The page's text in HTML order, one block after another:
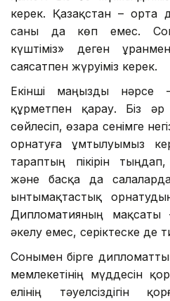
керек. Қазақстан – орта
саны да көп емес.
күштіміз» деген
саясатпен жүруіміз керек.
Екінші маңызды нәрсе
құрметпен қарау. Біз
сөйлесіп, өзара сенімге
орнатуға ұмтылуымыз
тараптың пікірін
және басқа да
ынтымақтастық
Дипломатияның
әкелу емес, серіктеске де
Сонымен бірге
мемлекетінің мүддесін
елінің тәуелсіздігін